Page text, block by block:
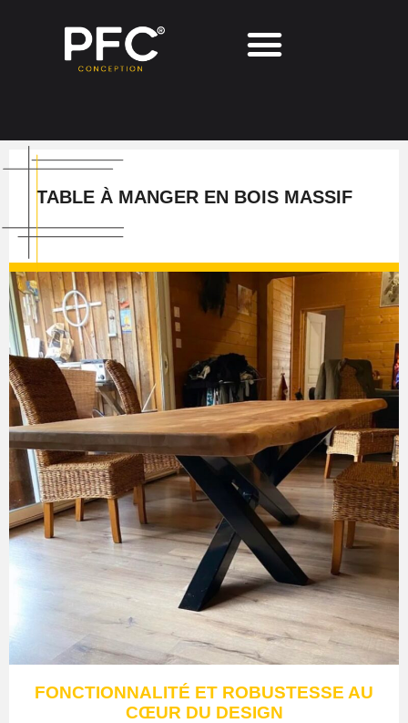
TABLE À MANGER EN BOIS MASSIF
FONCTIONNALITÉ ET ROBUSTESSE AU
CŒUR DU DESIGN